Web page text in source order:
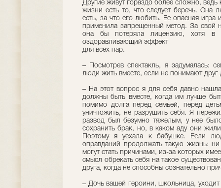
Другие живут гораздо более сложно, ведь
жизни есть то, что следует беречь. Она
есть, за что его любить. Ее опасная игра
применила запрещенный метод. За свой
она бы потеряла лицензию, хотя в
оздоравливающий эффект
для всех пар.
– Посмотрев спектакль, я задумалась:
люди жить вместе, если не понимают друг
– На этот вопрос я для себя давно
должны быть вместе, когда им лучше
помимо долга перед семьей, перед
уничтожить, не разрушить себя. Я
развод был безумно тяжелым, у нее
сохранить брак, но, в каком аду они
Поэтому я уехала к бабушке. Если
оправданий продолжать такую жизнь:
могут стать причинами, из-за которых
смысл обрекать себя на такое
друга, когда не способны сознательно
– Дочь вашей героини, школьница,